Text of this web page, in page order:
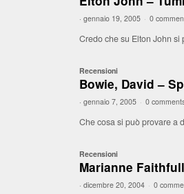
· gennaio 19, 2005 · 0
Credo che su Elton John si
Recensioni
Bowie, David –
· gennaio 7, 2005 · 0
Che cosa si può provare a
Recensioni
Marianne
· dicembre 20, 2004 · 0